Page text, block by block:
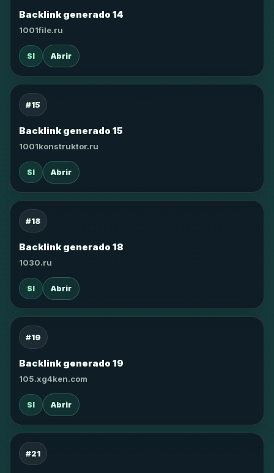
Backlink generado 14
1001file.ru
SI Abrir
#15
Backlink generado 15
1001konstruktor.ru
SI Abrir
#18
Backlink generado 18
1030.ru
SI Abrir
#19
Backlink generado 19
105.xg4ken.com
SI Abrir
#21